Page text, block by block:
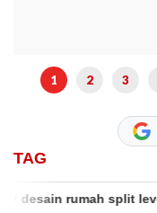
1 2 3
TAG
rumah split level